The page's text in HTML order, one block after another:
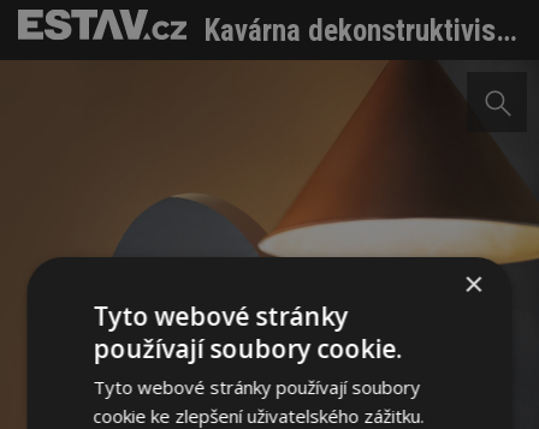
Kavárna dekonstruktivismu, ze které by se zatočila hlava i Dalímu
×
Tyto webové stránky
používají soubory cookie.
Tyto webové stránky používají soubory
cookie ke zlepšení uživatelského zážitku.